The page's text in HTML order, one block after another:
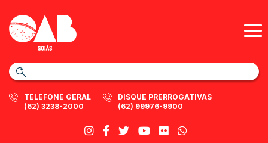
TELEFONE GERAL
(62) 3238-2000
DISQUE PRERROGATIVAS
(62) 99976-9900